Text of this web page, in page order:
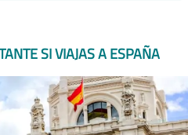
SI VIAJAS A ESPAÑA